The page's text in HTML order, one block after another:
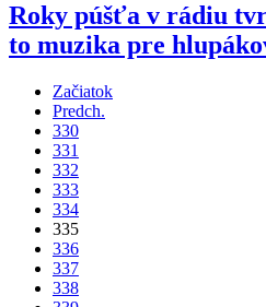
Roky púšťa v rádiu
to muzika pre
Začiatok
Predch.
330
331
332
333
334
335
336
337
338